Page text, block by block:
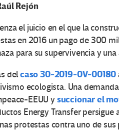
Rejón
el juicio en el que la
en 2016 un pago de 300
para su supervivencia y
delcaso 30-2019-0V-00180
ecologista. Una
EEUU y succionar el
Energy Transfer persigue
protestas contra uno de